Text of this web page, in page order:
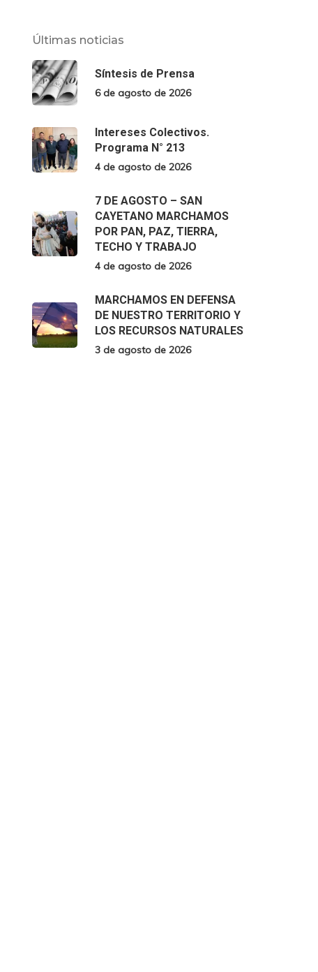
Últimas noticias
Síntesis de Prensa
6 de agosto de 2026
Intereses Colectivos.
Programa N° 213
4 de agosto de 2026
7 DE AGOSTO – SAN
CAYETANO MARCHAMOS
POR PAN, PAZ, TIERRA,
TECHO Y TRABAJO
4 de agosto de 2026
MARCHAMOS EN DEFENSA
DE NUESTRO TERRITORIO Y
LOS RECURSOS NATURALES
3 de agosto de 2026